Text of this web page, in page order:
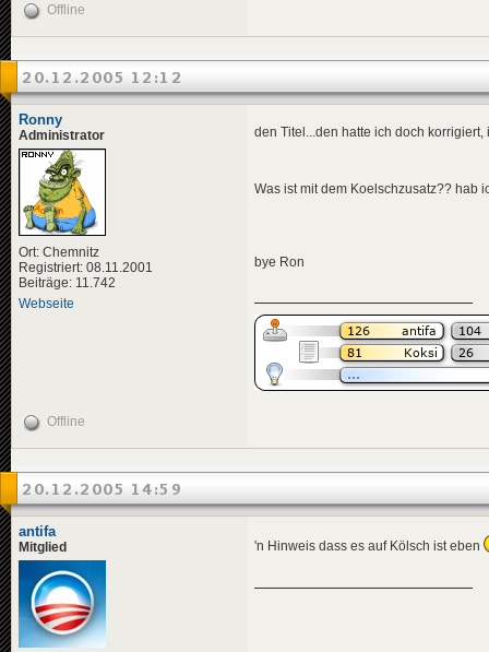
Offline
20.12.2005 12:12
Ronny
Administrator
Ort: Chemnitz
Registriert: 08.11.2001
Beiträge: 11.742
Webseite
den Titel...den hatte ich doch
Was ist mit dem Koelschzusatz?? hab
bye Ron
Offline
20.12.2005 14:59
antifa
Mitglied 'n Hinweis dass es auf Kölsch ist eben